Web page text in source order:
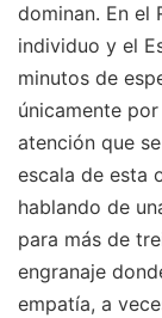
dominan. En el
individuo y el
minutos de
únicamente
atención que
escala de esta
hablando de
para más de
engranaje
empatía, a